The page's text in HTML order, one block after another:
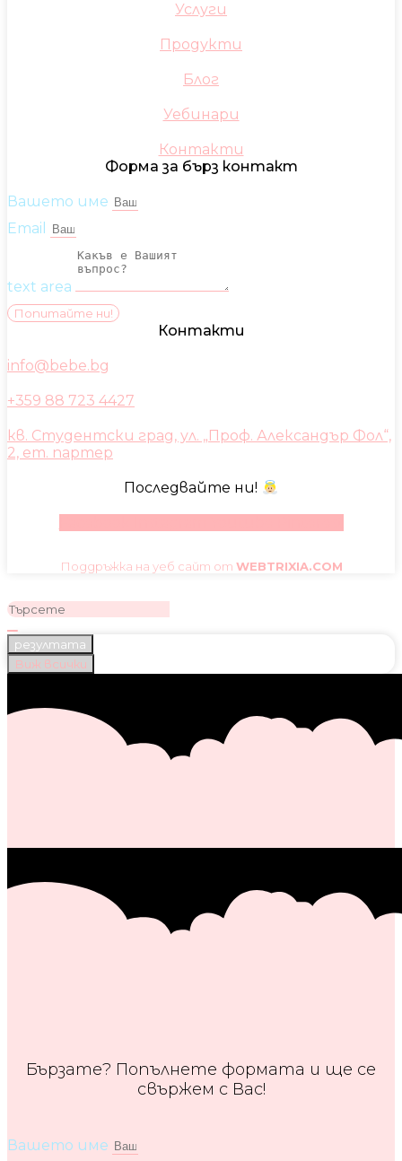
Услуги
Продукти
Блог
Уебинари
Контакти
Форма за бърз контакт
Вашето име
Email
text area
Попитайте ни!
Контакти
info@bebe.bg
+359 88 723 4427
кв. Студентски град, ул. „Проф. Александър Фол“,
2, ет. партер
Последвайте ни!
Поддръжка на уеб сайт от WEBTRIXIA.COM
резултата
Виж всички
Бързате? Попълнете формата и ще се
свържем с Вас!
Вашето име